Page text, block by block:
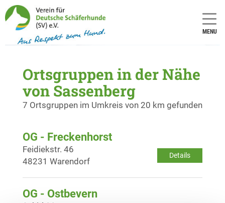
MENU
Ortsgruppen in der Nähe
von Sassenberg
7 Ortsgruppen im Umkreis von 20 km gefunden
OG - Freckenhorst
Details
Feidiekstr. 46
48231 Warendorf
OG - Ostbevern